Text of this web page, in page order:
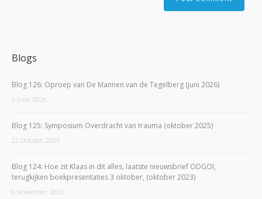
Blogs
Blog 126: Oproep van De Mannen van de Tegelberg (juni 2026)
3 June, 2026
Blog 125: Symposium Overdracht van trauma (oktober 2025)
22 October, 2025
Blog 124: Hoe zit Klaas in dit alles, laatste nieuwsbrief ODGOI,
terugkijken boekpresentaties 3 oktober, (oktober 2023)
6 November, 2023